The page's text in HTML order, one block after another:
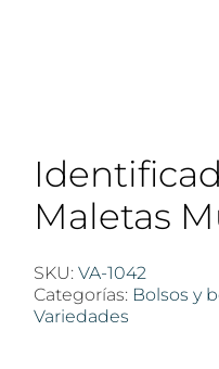
Maletas
SKU: VA-1042
Categorías: Bolsos y
Variedades